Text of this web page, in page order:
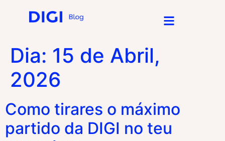
Dia: 15 de Abril,
2026
Como tirares o máximo
partido da DIGI no teu